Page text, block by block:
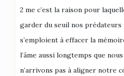
2 me c’est la raison pour
garder du seuil nos prédateurs
s’emploient à effacer la
l’âme aussi longtemps que nous
n’arrivons pas à aligner notre